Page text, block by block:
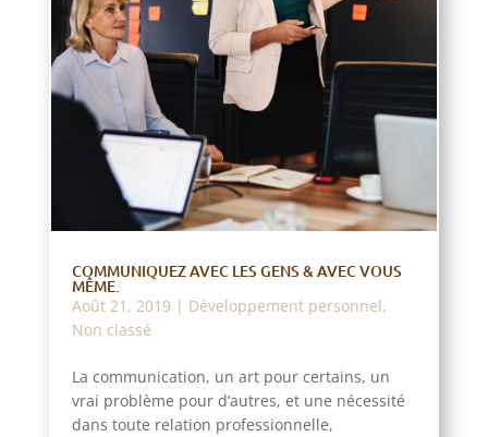
COMMUNIQUEZ AVEC LES GENS & AVEC VOUS
MÊME.
Août 21, 2019 | Développement personnel,
Non classé
La communication, un art pour certains, un
vrai problème pour d’autres, et une nécessité
dans toute relation professionnelle,